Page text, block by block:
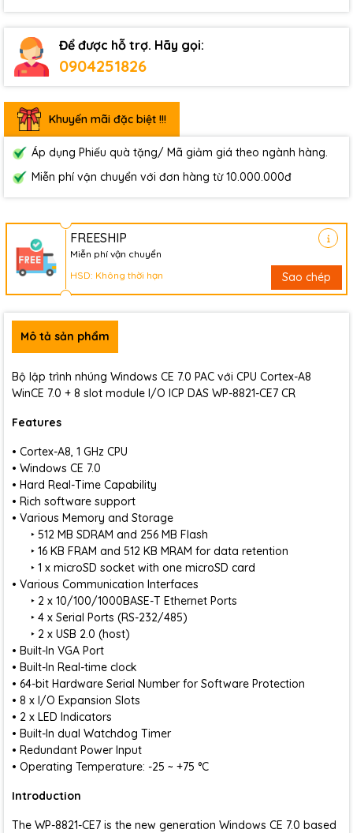
Để được hỗ trợ. Hãy gọi:
0904251826
Khuyến mãi đặc biệt !!!
Áp dụng Phiếu quà tặng/ Mã giảm giá theo ngành hàng.
Miễn phí vận chuyển với đơn hàng từ 10.000.000đ
FREESHIP
Miễn phí vận chuyển
HSD: Không thời hạn
Sao chép
Mô tả sản phẩm
Bộ lập trình nhúng Windows CE 7.0 PAC với CPU Cortex-A8
WinCE 7.0 + 8 slot module I/O ICP DAS WP-8821-CE7 CR
Features
• Cortex-A8, 1 GHz CPU
• Windows CE 7.0
• Hard Real-Time Capability
• Rich software support
• Various Memory and Storage
‣ 512 MB SDRAM and 256 MB Flash
‣ 16 KB FRAM and 512 KB MRAM for data retention
‣ 1 x microSD socket with one microSD card
• Various Communication Interfaces
‣ 2 x 10/100/1000BASE-T Ethernet Ports
‣ 4 x Serial Ports (RS-232/485)
‣ 2 x USB 2.0 (host)
• Built-In VGA Port
• Built-In Real-time clock
• 64-bit Hardware Serial Number for Software Protection
• 8 x I/O Expansion Slots
• 2 x LED Indicators
• Built-In dual Watchdog Timer
• Redundant Power Input
• Operating Temperature: -25 ~ +75 °C
Introduction
The WP-8821-CE7 is the new generation Windows CE 7.0 based